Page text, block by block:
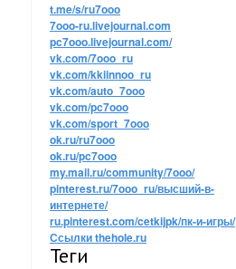
t.me/s/ru7ooo
7ooo-ru.livejournal.com
pc7ooo.livejournal.com/
vk.com/7ooo_ru
vk.com/kkiinnoo_ru
vk.com/auto_7ooo
vk.com/pc7ooo
vk.com/sport_7ooo
ok.ru/ru7ooo
ok.ru/pc7ooo
my.mail.ru/community/7ooo/
pinterest.ru/7ooo_ru/высший-в-
интернете/
ru.pinterest.com/cetkijpk/пк-и-игры/
Ссылки thehole.ru
Теги